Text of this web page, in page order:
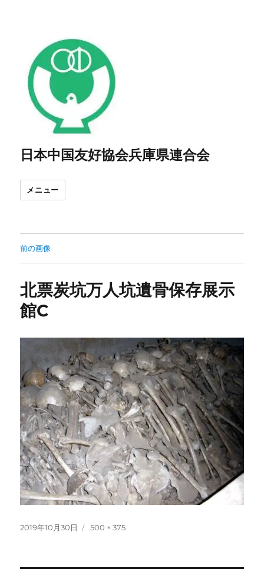
日本中国友好協会兵庫県連合会
メニュー
前の画像
北票炭坑万人坑遺骨保存展示
館C
投
2019年10月30日
フ
500 × 375